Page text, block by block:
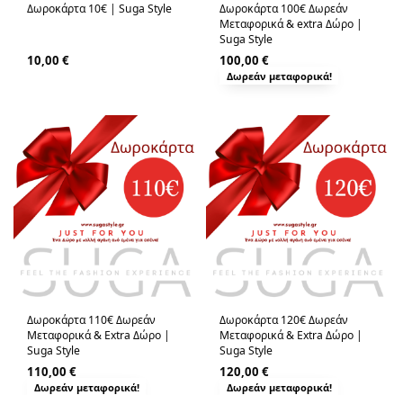
Δωροκάρτα 10€ | Suga Style
10,00 €
Δωροκάρτα 100€ Δωρεάν
Μεταφορικά & extra Δώρο |
Suga Style
100,00 €
Δωρεάν μεταφορικά!
Δωροκάρτα 110€ Δωρεάν
Μεταφορικά & Extra Δώρο |
Suga Style
110,00 €
Δωρεάν μεταφορικά!
Δωροκάρτα 120€ Δωρεάν
Μεταφορικά & Extra Δώρο |
Suga Style
120,00 €
Δωρεάν μεταφορικά!